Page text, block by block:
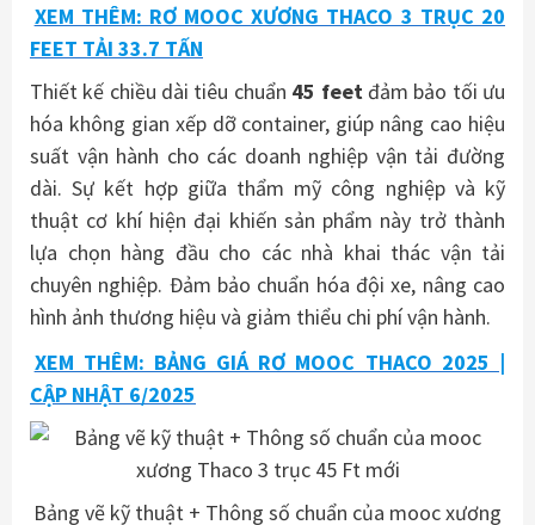
XEM THÊM: RƠ MOOC XƯƠNG THACO 3 TRỤC 20
FEET TẢI 33.7 TẤN
Thiết kế chiều dài tiêu chuẩn 45 feetđảm bảo tối ưu
hóa không gian xếp dỡ container, giúp nâng cao hiệu
suất vận hành cho các doanh nghiệp vận tải đường
dài. Sự kết hợp giữa thẩm mỹ công nghiệp và kỹ
thuật cơ khí hiện đại khiến sản phẩm này trở thành
lựa chọn hàng đầu cho các nhà khai thác vận tải
chuyên nghiệp. Đảm bảo chuẩn hóa đội xe, nâng cao
hình ảnh thương hiệu và giảm thiểu chi phí vận hành.
XEM THÊM: BẢNG GIÁ RƠ MOOC THACO 2025 |
CẬP NHẬT 6/2025
Bảng vẽ kỹ thuật + Thông số chuẩn của mooc xương